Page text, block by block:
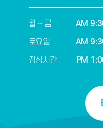
월 ~ 금 AM
토요일 AM
점심시간
PM